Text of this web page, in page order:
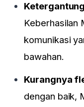
Keberhasilan
komunikasi
bawahan.
Kurangnya
dengan baik,